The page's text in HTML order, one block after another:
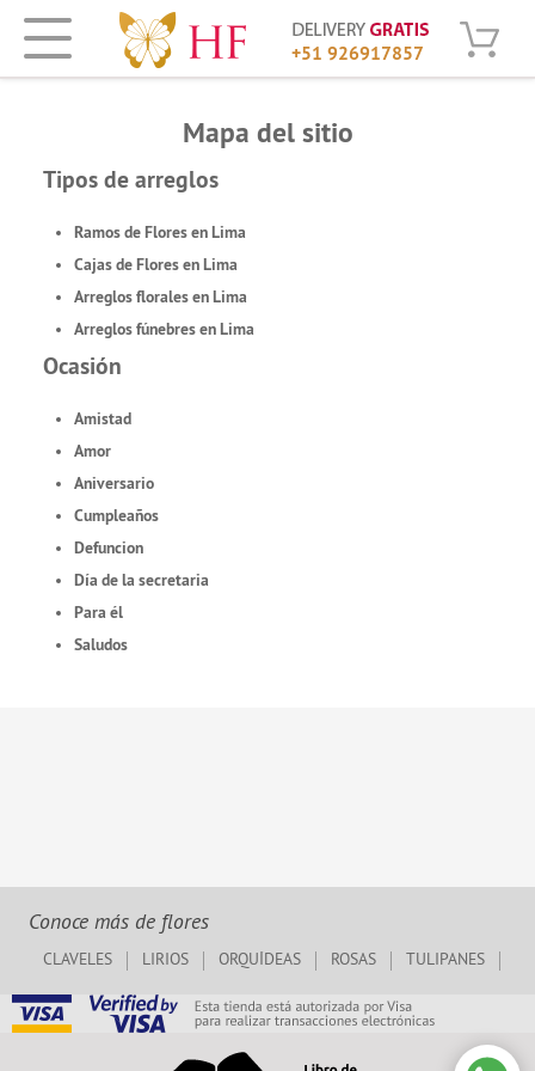
+51 926917857
Mapa del sitio
Tipos de arreglos
Ramos de Flores en Lima
Cajas de Flores en Lima
Arreglos florales en Lima
Arreglos fúnebres en Lima
Ocasión
Amistad
Amor
Aniversario
Cumpleaños
Defuncion
Día de la secretaria
Para él
Saludos
Conoce más de flores
CLAVELES LIRIOS ORQUÍDEAS ROSAS TULIPANES